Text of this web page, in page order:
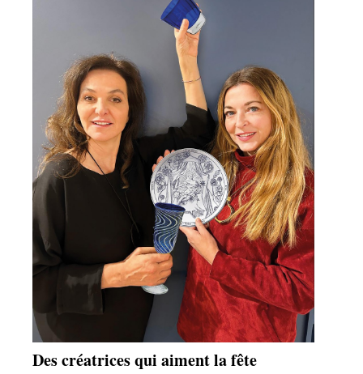
Des créatrices qui aiment la fête